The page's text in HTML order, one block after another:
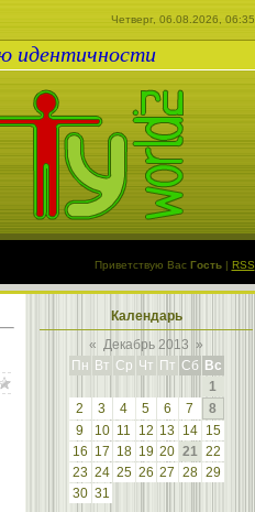
Четверг, 06.08.2026, 06:35
идентичности
Приветствую Вас Гость| RSS
Календарь
« Декабрь 2013 »
Пн Вт Ср Чт Пт Сб Вс
1
2
3 4 5 6 7
8
9
10 11 12 13 14
15
16 17 18 19 20 21 22
23 24 25 26 27 28 29
30 31